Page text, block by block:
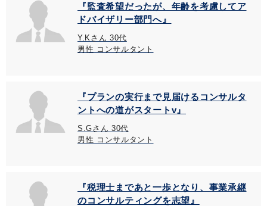
『監査希望だったが、年齢を考慮してア
ドバイザリー部門へ』
Y.Kさん 30代
男性 コンサルタント
『プランの実行まで見届けるコンサルタ
ントへの道がスタートv』
S.Gさん 30代
男性 コンサルタント
『税理士まであと一歩となり、事業承継
のコンサルティングを志望』